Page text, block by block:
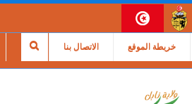
الاتصال بنا خريطة الموقع